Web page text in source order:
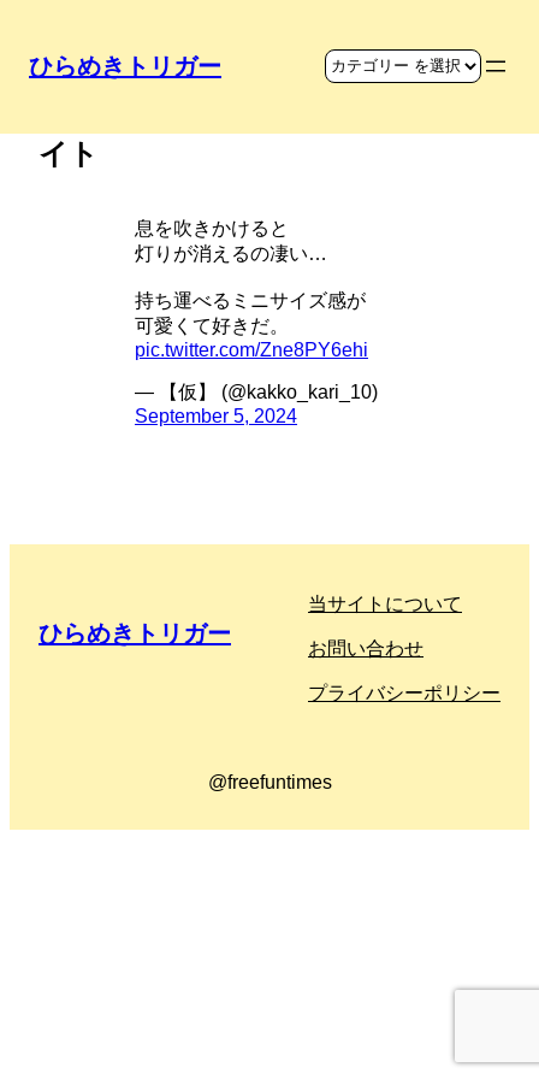
ひらめきトリガー
イト
息を吹きかけると
灯りが消えるの凄い…
持ち運べるミニサイズ感が
可愛くて好きだ。
pic.twitter.com/Zne8PY6ehi
— 【仮】 (@kakko_kari_10)
September 5, 2024
ひらめきトリガー
当サイトについて
お問い合わせ
プライバシーポリシー
@freefuntimes